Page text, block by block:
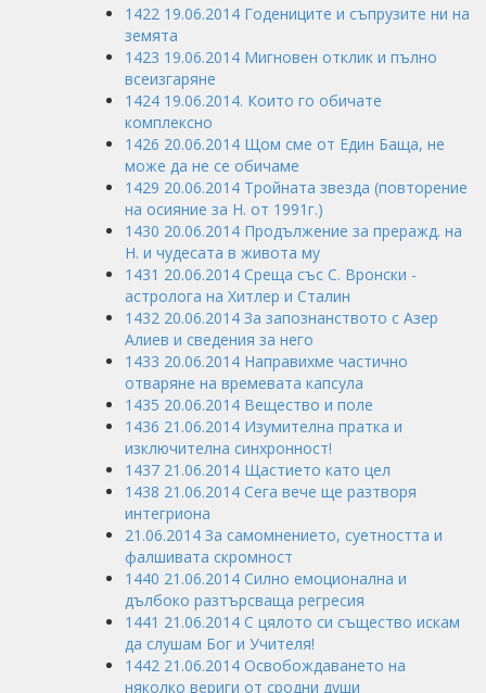
1422 19.06.2014 Годениците и съпрузите ни на
земята
1423 19.06.2014 Мигновен отклик и пълно
всеизгаряне
1424 19.06.2014. Които го обичате
комплексно
1426 20.06.2014 Щом сме от Един Баща, не
може да не се обичаме
1429 20.06.2014 Тройната звезда (повторение
на осияние за Н. от 1991г.)
1430 20.06.2014 Продължение за преражд. на
Н. и чудесата в живота му
1431 20.06.2014 Среща със С. Вронски -
астролога на Хитлер и Сталин
1432 20.06.2014 За запознанството с Азер
Алиев и сведения за него
1433 20.06.2014 Направихме частично
отваряне на времевата капсула
1435 20.06.2014 Вещество и поле
1436 21.06.2014 Изумителна пратка и
изключителна синхронност!
1437 21.06.2014 Щастието като цел
1438 21.06.2014 Сега вече ще разтворя
интегриона
21.06.2014 За самомнението, суетността и
фалшивата скромност
1440 21.06.2014 Силно емоционална и
дълбоко разтърсваща регресия
1441 21.06.2014 С цялото си същество искам
да слушам Бог и Учителя!
1442 21.06.2014 Освобождаването на
няколко вериги от сродни души